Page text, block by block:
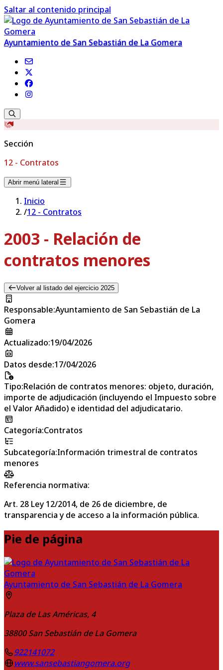
Saltar al contenido principal
Ayuntamiento de San Sebastián de La Gomera
Sección
12 - Contratos
Abrir menú lateral
Inicio
/12 - Contratos
2003 - Relación de
contratos menores
Volver al listado del ejercicio 2025
Responsable:Ayuntamiento de San Sebastián de La
Gomera
Actualizado:19/04/2026
Datos desde:17/04/2026
Tipo:Relación de contratos menores: objeto, duración,
importe de adjudicación (incluyendo el Impuesto sobre
el Valor Añadido) e identidad del adjudicatario.
Categoría:Contratos
Subcategoría:Información trimestral de contratos
menores
Referencia normativa:
Art. 28 Ley 12/2014, de 26 de diciembre, de
transparencia y de acceso a la información pública.
Pie de página
Ayuntamiento de San Sebastián de La Gomera
Plaza de Las Américas, 4
38800 San Sebastián de La Gomera
922141072
www.sansebastiangomera.org